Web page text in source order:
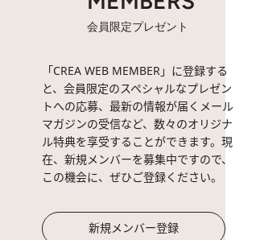
会員限定プレゼント
「CREA WEB MEMBER」に登録する
と、会員限定のスペシャルなプレゼン
トへの応募、最新の情報が届くメール
マガジンの受信など、数々のオリジナ
ル特典を享受することができます。現
在、新規メンバーを募集中ですので、
この機会に、ぜひご登録ください。
新規メンバー登録